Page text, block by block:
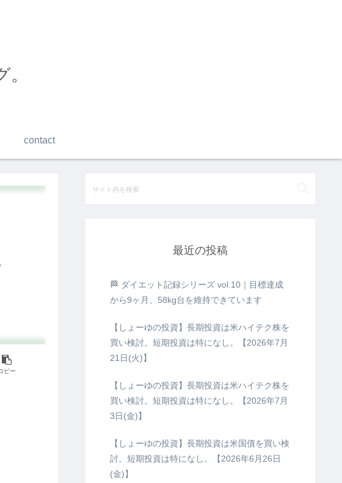
contact
ピー
最近の投稿
🏁 ダイエット記録シリーズ vol.10｜目標達成
から9ヶ月、58kg台を維持できています
【しょーゆの投資】長期投資は米ハイテク株を
買い検討。短期投資は特になし。【2026年7月
21日(火)】
【しょーゆの投資】長期投資は米ハイテク株を
買い検討。短期投資は特になし。【2026年7月
3日(金)】
【しょーゆの投資】長期投資は米国債を買い検
討。短期投資は特になし。【2026年6月26日
(金)】